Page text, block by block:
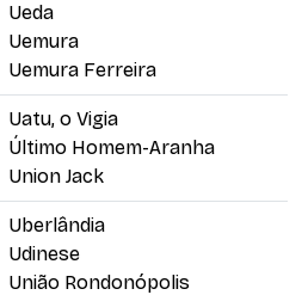
Ueda
Uemura
Uemura Ferreira
Uatu, o Vigia
Último Homem-Aranha
Union Jack
Uberlândia
Udinese
União Rondonópolis